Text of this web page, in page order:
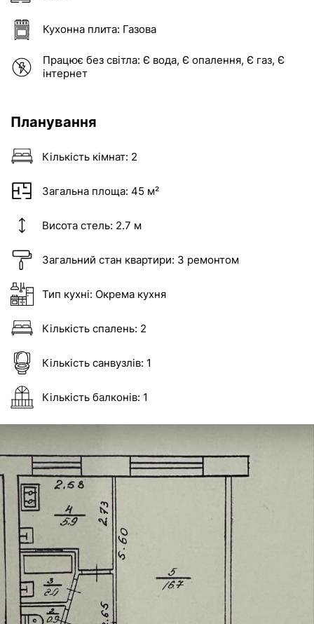
Кухонна плита: Газова
Працює без світла: Є вода, Є опалення, Є газ, Є
інтернет
Планування
Кількість кімнат: 2
Загальна площа: 45 м²
Висота стель: 2.7 м
Загальний стан квартири: З ремонтом
Тип кухні: Окрема кухня
Кількість спалень: 2
Кількість санвузлів: 1
Кількість балконів: 1